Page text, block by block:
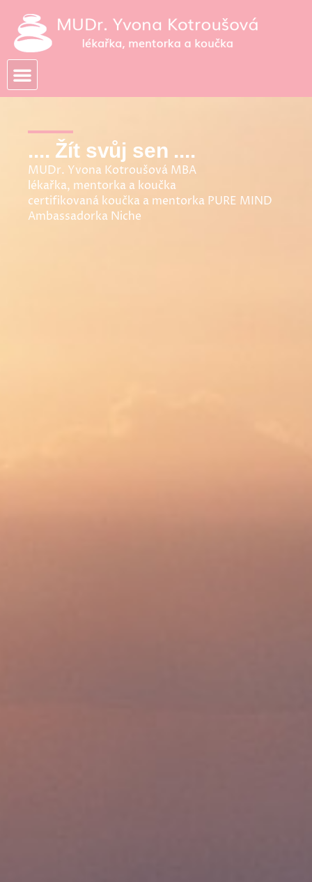
obsah
.... Žít svůj sen ....
MUDr. Yvona Kotroušová MBA
lékařka, mentorka a koučka
certifikovaná koučka a mentorka PURE MIND
Ambassadorka Niche